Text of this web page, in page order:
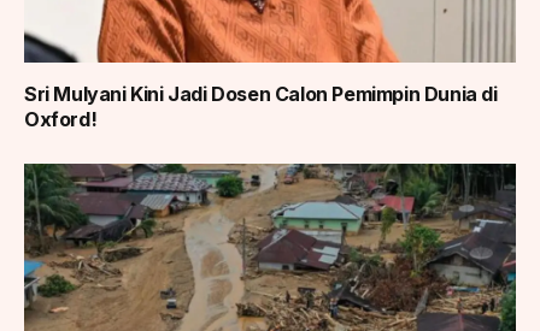
Sri Mulyani Kini Jadi Dosen Calon Pemimpin Dunia di
Oxford!